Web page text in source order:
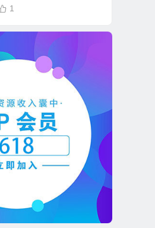
语言 Win 本地离线运行
1